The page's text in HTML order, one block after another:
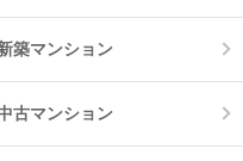
築マンション
古マンション